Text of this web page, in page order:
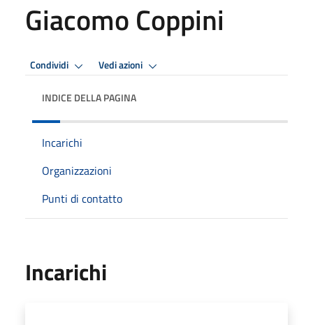
Giacomo Coppini
Condividi Vedi azioni
INDICE DELLA PAGINA
Incarichi
Organizzazioni
Punti di contatto
Incarichi